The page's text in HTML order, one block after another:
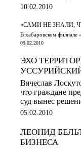
10.02.2010
«САМИ НЕ ЗНАЛИ,
В хабаровском филиале
09.02.2010
ЭХО
Вячеслав
что граждане
суд вынес
05.02.2010
ЛЕОНИД
БИЗНЕСА